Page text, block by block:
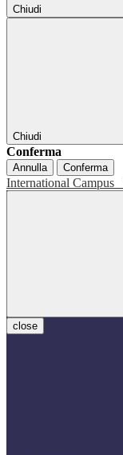
Chiudi
Chiudi
Conferma
Annulla Conferma
International Campus
close